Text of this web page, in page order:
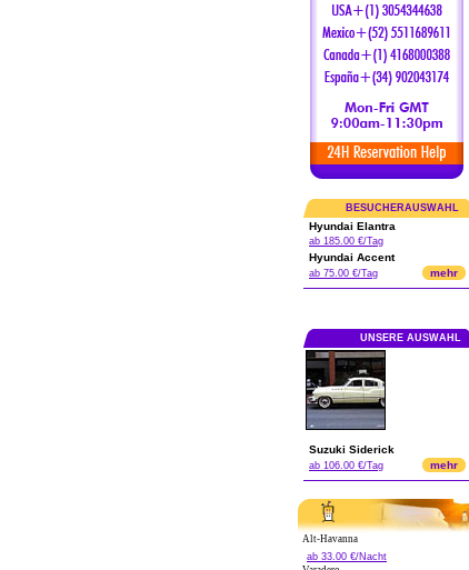
BESUCHERAUSWAHL
Hyundai Elantra
ab 185.00 €/Tag
Hyundai Accent
ab 75.00 €/Tag mehr
UNSERE AUSWAHL
Suzuki Siderick
ab 106.00 €/Tag mehr
Alt-Havanna
ab 33.00 €/Nacht